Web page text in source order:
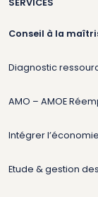
SERVICES
Conseil à la
Diagnostic
AMO – AMOE
Intégrer
Etude & gestion